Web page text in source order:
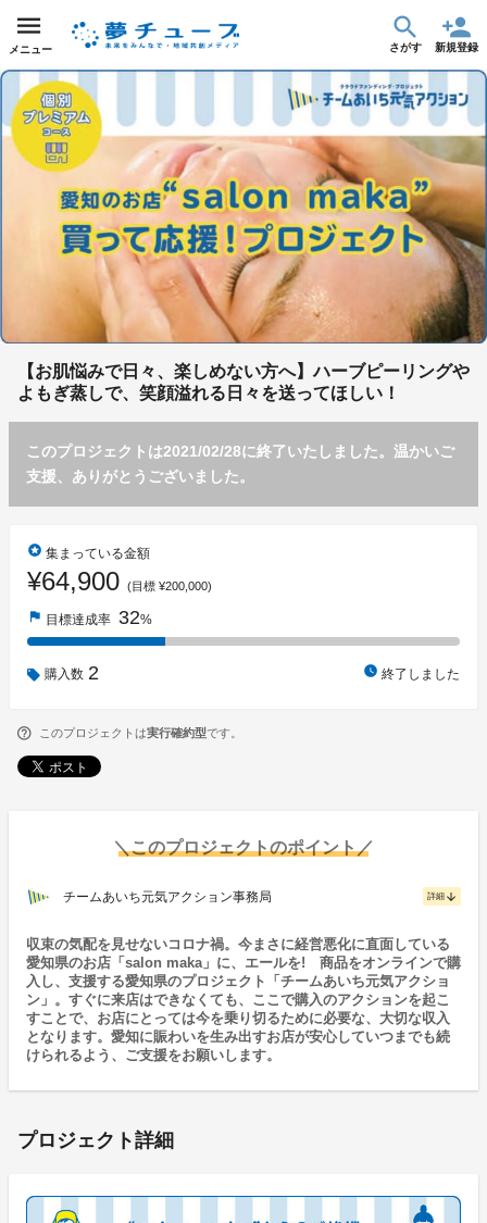
メニュー さがす 新規登録
【お肌悩みで日々、楽しめない方へ】ハーブピーリングや
よもぎ蒸しで、笑顔溢れる日々を送ってほしい！
このプロジェクトは2021/02/28に終了いたしました。温かいご
支援、ありがとうございました。
stars 集まっている金額
¥64,900 (目標 ¥200,000)
flag 目標達成率 32%
購入数 2 watch_later 終了しました
このプロジェクトは実行確約型です。
＼このプロジェクトのポイント／
チームあいち元気アクション事務局 詳細 arrow_downward
収束の気配を見せないコロナ禍。今まさに経営悪化に直面している
愛知県のお店「salon maka」に、エールを! 商品をオンラインで購
入し、支援する愛知県のプロジェクト「チームあいち元気アクショ
ン」。すぐに来店はできなくても、ここで購入のアクションを起こ
すことで、お店にとっては今を乗り切るために必要な、大切な収入
となります。愛知に賑わいを生み出すお店が安心していつまでも続
けられるよう、ご支援をお願いします。
プロジェクト詳細